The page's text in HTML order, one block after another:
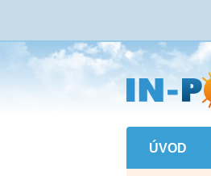
Přejít
na
hlavní
obsah
ÚVOD